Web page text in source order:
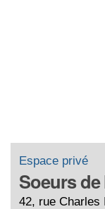
Espace privé
Soeurs
42, rue Charles